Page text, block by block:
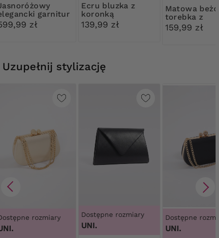
garnitur
zł
Ecru bluzka z
koronką
139,99 zł
Matowa beżowa
torebka z
ozdobnym
zapięciem
159,99 zł
Uzupełnij stylizację
rozmiary Dostępne rozmiary
UNI.
Dostępne
UNI.